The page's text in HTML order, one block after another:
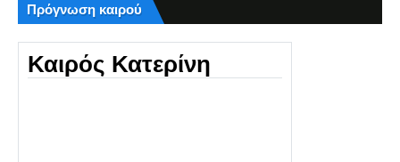
Πρόγνωση καιρού
Καιρός Κατερίνη